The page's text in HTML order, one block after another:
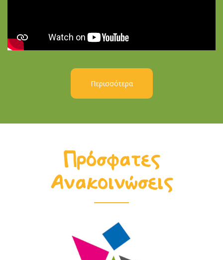
Περισσότερα
Πρόσφατες
Ανακοινώσεις